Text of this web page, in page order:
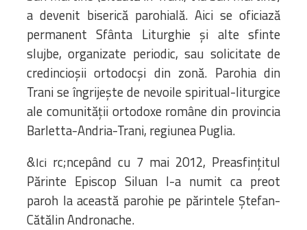
a devenit biserică parohială. Aici se oficiază
permanent Sfânta Liturghie şi alte sfinte
slujbe, organizate periodic, sau solicitate de
credincioşii ortodocşi din zonă. Parohia din
Trani se îngrijește de nevoile spiritual-liturgice
ale comunităţii ortodoxe române din provincia
Barletta-Andria-Trani, regiunea Puglia.
&Ici rc;ncepând cu 7 mai 2012, Preasfinţitul
Părinte Episcop Siluan l-a numit ca preot
paroh la această parohie pe părintele Ştefan-
Cătălin Andronache.